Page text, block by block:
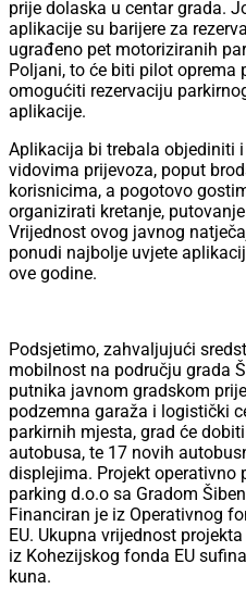
prije dolaska u centar grada.
aplikacije su barijere za
ugrađeno pet motoriziranih
Poljani, to će biti pilot oprema
omogućiti rezervaciju
aplikacije.
Aplikacija bi trebala objediniti
vidovima prijevoza, poput
korisnicima, a pogotovo
organizirati kretanje,
Vrijednost ovog javnog
ponudi najbolje uvjete
ove godine.
Podsjetimo, zahvaljujući
mobilnost na području grada
putnika javnom gradskom
podzemna garaža i logistički
parkirnih mjesta, grad će
autobusa, te 17 novih
displejima. Projekt operativno
parking d.o.o sa Gradom
Financiran je iz Operativnog
EU. Ukupna vrijednost
iz Kohezijskog fonda EU
kuna.